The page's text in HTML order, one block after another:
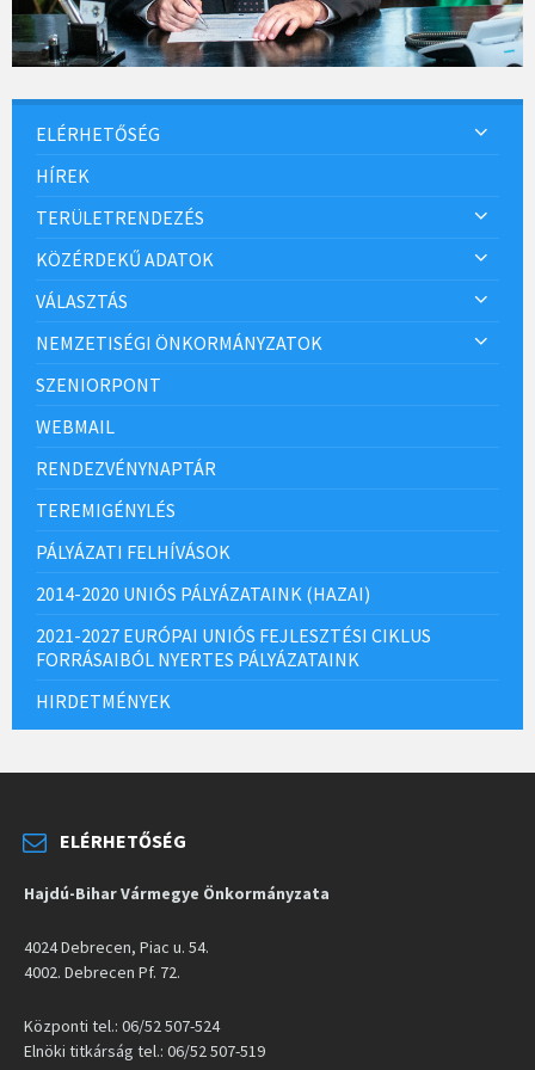
ELÉRHETŐSÉG
HÍREK
TERÜLETRENDEZÉS
KÖZÉRDEKŰ ADATOK
VÁLASZTÁS
NEMZETISÉGI ÖNKORMÁNYZATOK
SZENIORPONT
WEBMAIL
RENDEZVÉNYNAPTÁR
TEREMIGÉNYLÉS
PÁLYÁZATI FELHÍVÁSOK
2014-2020 UNIÓS PÁLYÁZATAINK (HAZAI)
2021-2027 EURÓPAI UNIÓS FEJLESZTÉSI CIKLUS
FORRÁSAIBÓL NYERTES PÁLYÁZATAINK
HIRDETMÉNYEK
ELÉRHETŐSÉG
Hajdú-Bihar Vármegye Önkormányzata
4024 Debrecen, Piac u. 54.
4002. Debrecen Pf. 72.
Központi tel.: 06/52 507-524
Elnöki titkárság tel.: 06/52 507-519